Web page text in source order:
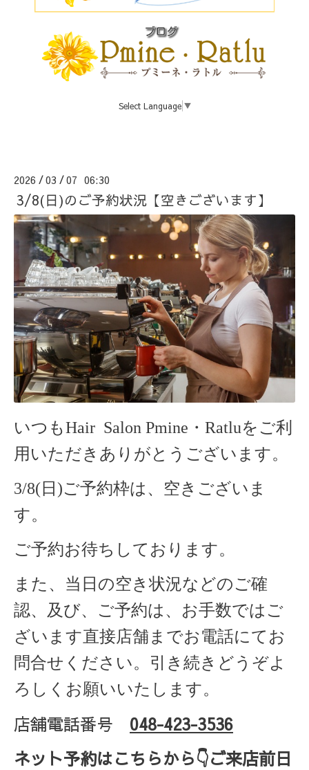
Select Language ▼
2026 /03 /07 06:30
3/8(日)のご予約状況【空きございます】
いつもHair Salon Pmine・Ratluをご利
用いただきありがとうございます。
3/8(日)ご予約枠は、空きございま
す。
ご予約お待ちしております。
また、当日の空き状況などのご確
認、及び、ご予約は、お手数ではご
ざいます直接店舗までお電話にてお
問合せください。引き続きどうぞよ
ろしくお願いいたします。
店舗電話番号 048-423-3536
ネット予約はこちらから👇ご来店前日